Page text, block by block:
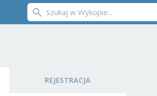
REJESTRACJA